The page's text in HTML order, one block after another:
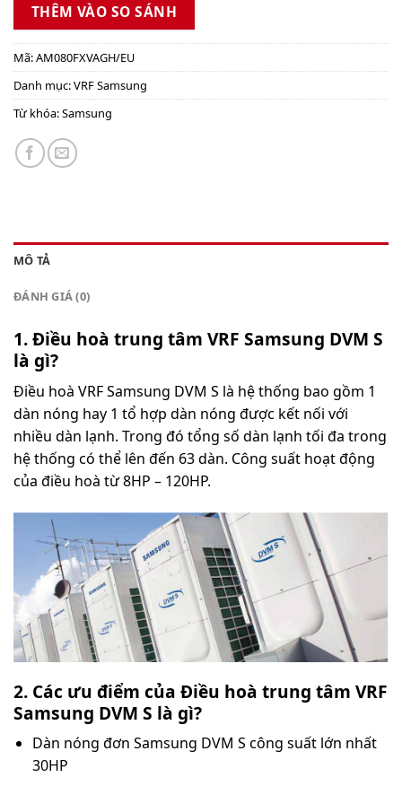
THÊM VÀO SO SÁNH
Mã:AM080FXVAGH/EU
Danh mục:VRF Samsung
Từ khóa:Samsung
MÔ TẢ
ĐÁNH GIÁ (0)
1. Điều hoà trung tâm VRF Samsung DVM S
là gì?
Điều hoà VRF Samsung DVM S là hệ thống bao gồm 1
dàn nóng hay 1 tổ hợp dàn nóng được kết nối với
nhiều dàn lạnh. Trong đó tổng số dàn lạnh tối đa trong
hệ thống có thể lên đến 63 dàn. Công suất hoạt động
của điều hoà từ 8HP – 120HP.
2. Các ưu điểm của Điều hoà trung tâm VRF
Samsung DVM S là gì?
Dàn nóng đơn Samsung DVM S công suất lớn nhất
30HP